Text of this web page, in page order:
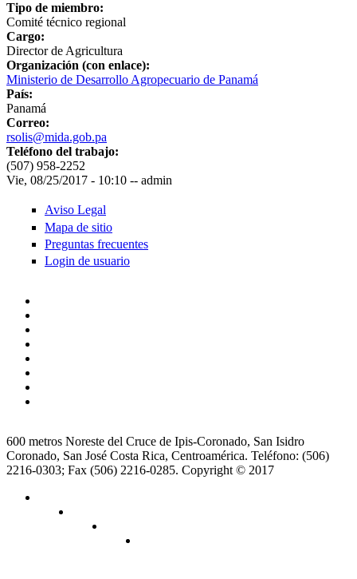
Tipo de miembro:
Comité técnico regional
Cargo:
Director de Agricultura
Organización (con enlace):
Ministerio de Desarrollo Agropecuario de Panamá
País:
Panamá
Correo:
rsolis@mida.gob.pa
Teléfono del trabajo:
(507) 958-2252
Vie, 08/25/2017 - 10:10 -- admin
Aviso Legal
Mapa de sitio
Preguntas frecuentes
Login de usuario
600 metros Noreste del Cruce de Ipis-Coronado, San Isidro
Coronado, San José Costa Rica, Centroamérica. Teléfono: (506)
2216-0303; Fax (506) 2216-0285. Copyright © 2017